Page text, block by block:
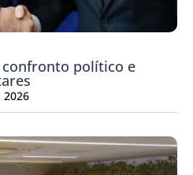
confronto político e
2026